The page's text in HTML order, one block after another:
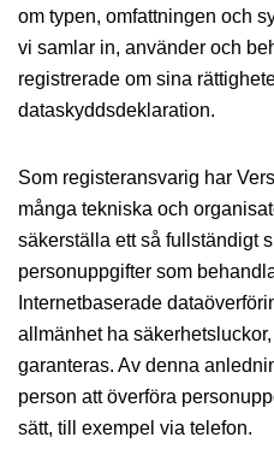
om typen, omfattningen och
vi samlar in, använder och
registrerade om sina
dataskyddsdeklaration.
Som registeransvarig har
många tekniska och
säkerställa ett så fullständigt
personuppgifter som
Internetbaserade
allmänhet ha
garanteras. Av denna
person att överföra
sätt, till exempel via telefon.